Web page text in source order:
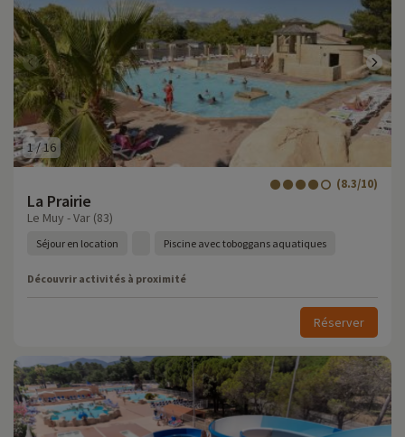
1/16
La Prairie
(8.3/10)
Le Muy - Var (83)
Séjour en location Piscine avec toboggans aquatiques
Découvrir activités à proximité
Réserver